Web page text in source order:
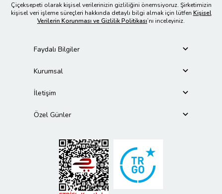
Çiçeksepeti olarak kişisel verilerinizin gizliliğini önemsiyoruz. Şirketimizin
kişisel veri işleme süreçleri hakkında detaylı bilgi almak için lütfen Kişisel
Verilerin Korunması ve Gizlilik Politikası’nı inceleyiniz.
Faydalı Bilgiler
Kurumsal
İletişim
Özel Günler